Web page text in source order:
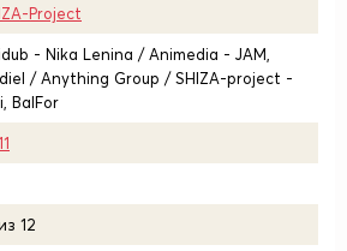
Project
- Nika Lenina / Animedia - JAM,
/ Anything Group / SHIZA-project -
BalFor
12